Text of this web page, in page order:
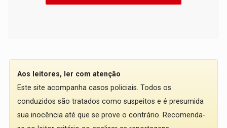
Aos leitores, ler com atenção
Este site acompanha casos policiais. Todos os
conduzidos são tratados como suspeitos e é presumida
sua inocência até que se prove o contrário. Recomenda-